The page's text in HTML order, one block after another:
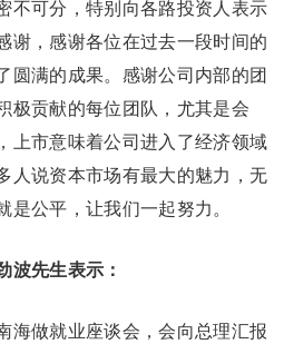
不可分，特别向各路投资人表示
谢，感谢各位在过去一段时间的
圆满的成果。感谢公司内部的团
极贡献的每位团队，尤其是会
上市意味着公司进入了经济领域
人说资本市场有最大的魅力，无
是公平，让我们一起努力。
先生表示：
海做就业座谈会，会向总理汇报